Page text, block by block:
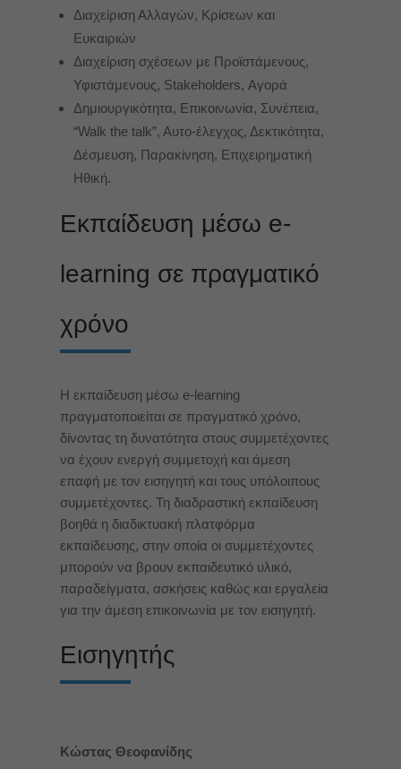
Διαχείριση Αλλαγών, Κρίσεων και
Ευκαιριών
Διαχείριση σχέσεων με Προϊστάμενους,
Υφιστάμενους, Stakeholders, Αγορά
Δημιουργικότητα, Επικοινωνία, Συνέπεια,
“Walk the talk”, Aυτο-έλεγχος, Δεκτικότητα,
Δέσμευση, Παρακίνηση, Επιχειρηματική
Ηθική.
Eκπαίδευση μέσω e-
learning σε πραγματικό
χρόνο
H εκπαίδευση μέσω e-learning
πραγματοποιείται σε πραγματικό χρόνο,
δίνοντας τη δυνατότητα στους συμμετέχοντες
να έχουν ενεργή συμμετοχή και άμεση
επαφή με τον εισηγητή και τους υπόλοιπους
συμμετέχοντες. Τη διαδραστική εκπαίδευση
βοηθά η διαδικτυακή πλατφόρμα
εκπαίδευσης, στην οποία οι συμμετέχοντες
μπορούν να βρουν εκπαιδευτικό υλικό,
παραδείγματα, ασκήσεις καθώς και εργαλεία
για την άμεση επικοινωνία με τον εισηγητή.
Εισηγητής
Κώστας Θεοφανίδης